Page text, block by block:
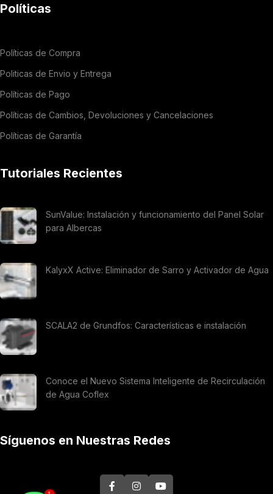
Políticas
Políticas de Compra
Politicas de Envio y Entrega
Políticas de Pago
Políticas de Cambios, Devoluciones y Cancelaciones
Políticas de Garantía
Tutoriales Recientes
SunValue: Instalación y funcionamiento del Panel Solar
para Albercas
KalyxX Active: Eliminador de Sarro y Activador de Agua
SCALA2 de Grundfos: Características e instalación
Conoce el Nuevo Sistema Inteligente de Recirculación
de Agua Coflex
Síguenos en Nuestras Redes